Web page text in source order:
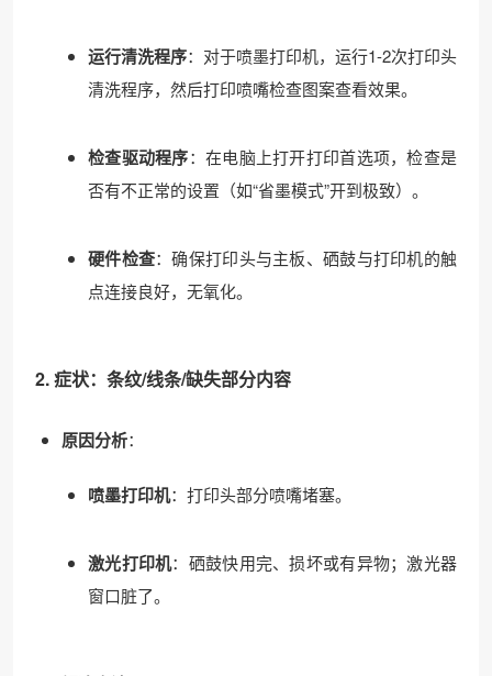
运行清洗程序：对于喷墨打印机，运行1-2次打印头
清洗程序，然后打印喷嘴检查图案查看效果。
检查驱动程序：在电脑上打开打印首选项，检查是
否有不正常的设置（如“省墨模式”开到极致）。
硬件检查：确保打印头与主板、硒鼓与打印机的触
点连接良好，无氧化。
2. 症状：条纹/线条/缺失部分内容
原因分析：
喷墨打印机：打印头部分喷嘴堵塞。
激光打印机：硒鼓快用完、损坏或有异物；激光器
窗口脏了。